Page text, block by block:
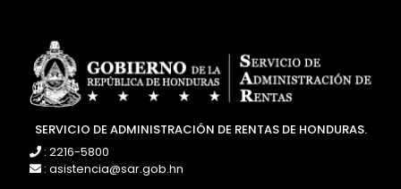
SERVICIO DE ADMINISTRACIÓN DE RENTAS DE HONDURAS.
: 2216-5800
: asistencia@sar.gob.hn